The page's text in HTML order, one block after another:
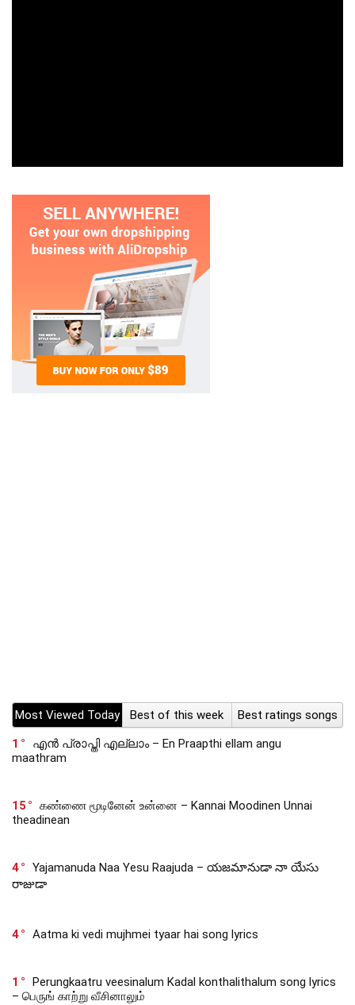
Most Viewed Today Best of this week
Best ratings songs
1
എൻ പ്രാപ്തി എല്ലാം – En Praapthi ellam angu
maathram
15
கண்ணை மூடினேன் உன்னை – Kannai Moodinen Unnai
theadinean
4
Yajamanuda Naa Yesu Raajuda – యజమానుడా నా యేసు
రాజుడా
4 Aatma ki vedi mujhmei tyaar hai song lyrics
1
Perungkaatru veesinalum Kadal konthalithalum song lyrics
– பெருங் காற்று வீசினாலும்